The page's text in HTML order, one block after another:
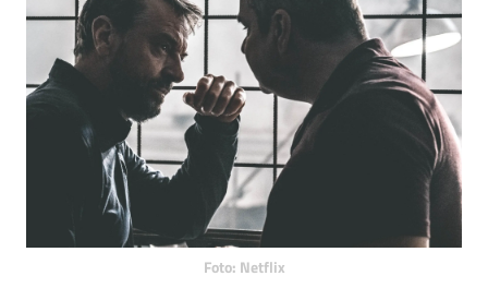
Foto: Netflix